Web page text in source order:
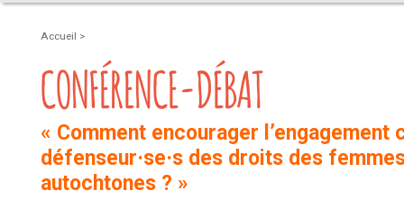
Accueil >
CONFÉRENCE-DÉBAT
« Comment encourager l’engagement
défenseur·se·s des droits des
autochtones ? »